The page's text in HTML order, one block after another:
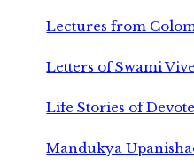
Lectures from
Letters of Swami
Life Stories of
Mandukya